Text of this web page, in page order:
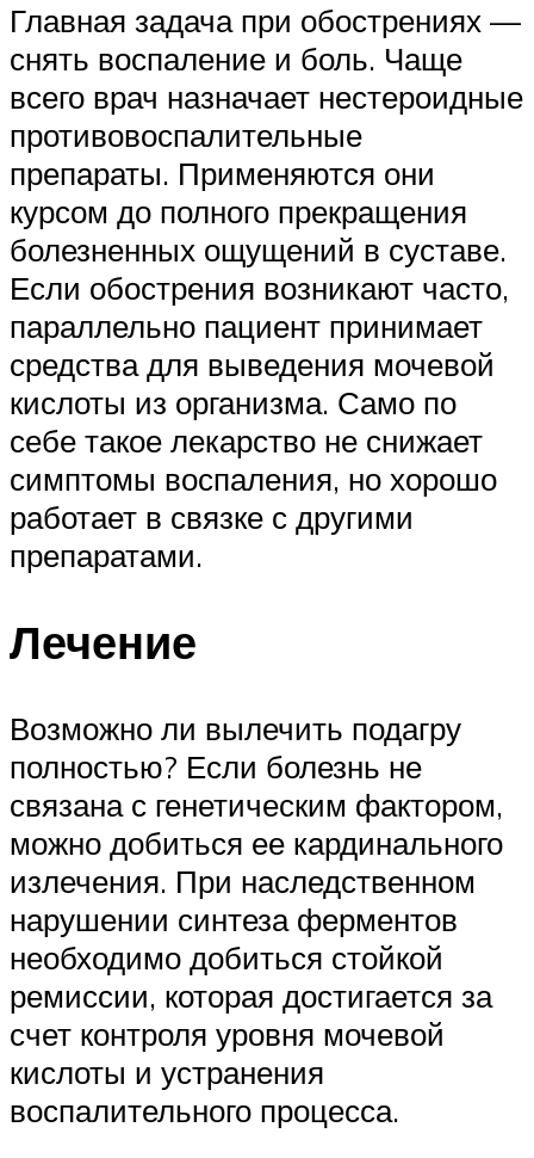
Главная задача при обострениях —
снять воспаление и боль. Чаще
всего врач назначает нестероидные
противовоспалительные
препараты. Применяются они
курсом до полного прекращения
болезненных ощущений в суставе.
Если обострения возникают часто,
параллельно пациент принимает
средства для выведения мочевой
кислоты из организма. Само по
себе такое лекарство не снижает
симптомы воспаления, но хорошо
работает в связке с другими
препаратами.
Лечение
Возможно ли вылечить подагру
полностью? Если болезнь не
связана с генетическим фактором,
можно добиться ее кардинального
излечения. При наследственном
нарушении синтеза ферментов
необходимо добиться стойкой
ремиссии, которая достигается за
счет контроля уровня мочевой
кислоты и устранения
воспалительного процесса.